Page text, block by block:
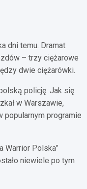
dni temu. Dramat
– trzy ciężarowe
dwie ciężarówki.
policję. Jak się
w Warszawie,
popularnym programie
Warrior Polska”
niewiele po tym